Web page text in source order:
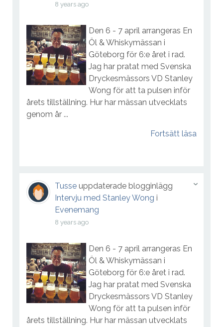
8 years ago
Den 6 - 7 april arrangeras En
Öl & Whiskymässan i
Göteborg för 6:e året i rad.
Jag har pratat med Svenska
Dryckesmässors VD Stanley
Wong för att ta pulsen inför
årets tillställning. Hur har mässan utvecklats
genom år ...
Fortsätt läsa
Tusseuppdaterade blogginlägg
Intervju med Stanley Wong i
Evenemang
8 years ago
Den 6 - 7 april arrangeras En
Öl & Whiskymässan i
Göteborg för 6:e året i rad.
Jag har pratat med Svenska
Dryckesmässors VD Stanley
Wong för att ta pulsen inför
årets tillställning. Hur har mässan utvecklats